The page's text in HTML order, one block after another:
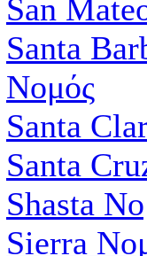
San
Santa
Νομός
Santa
Santa
Shasta
Sierra